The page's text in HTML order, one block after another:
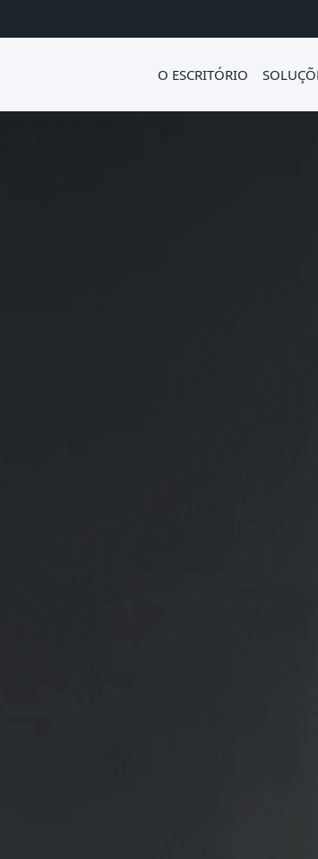
O ESCRITÓRIO